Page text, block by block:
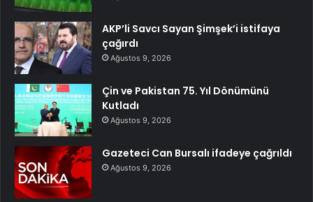
AKP’li Savcı Sayan Şimşek’i istifaya
çağırdı
Ağustos 9, 2026
Çin ve Pakistan 75. Yıl Dönümünü
Kutladı
Ağustos 9, 2026
Gazeteci Can Bursalı ifadeye çağrıldı
Ağustos 9, 2026